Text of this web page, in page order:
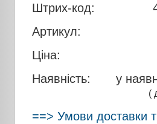
Штрих-код:
Артикул:
Ціна:
Наявність:
у
(
==> Умови доставки